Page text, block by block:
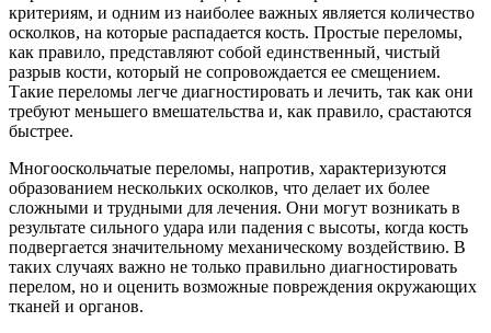
критериям, и одним из наиболее важных является количество
осколков, на которые распадается кость. Простые переломы,
как правило, представляют собой единственный, чистый
разрыв кости, который не сопровождается ее смещением.
Такие переломы легче диагностировать и лечить, так как они
требуют меньшего вмешательства и, как правило, срастаются
быстрее.
Многооскольчатые переломы, напротив, характеризуются
образованием нескольких осколков, что делает их более
сложными и трудными для лечения. Они могут возникать в
результате сильного удара или падения с высоты, когда кость
подвергается значительному механическому воздействию. В
таких случаях важно не только правильно диагностировать
перелом, но и оценить возможные повреждения окружающих
тканей и органов.